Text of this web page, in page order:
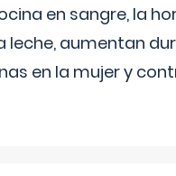
en sangre, la
leche, aumentan
en la mujer y